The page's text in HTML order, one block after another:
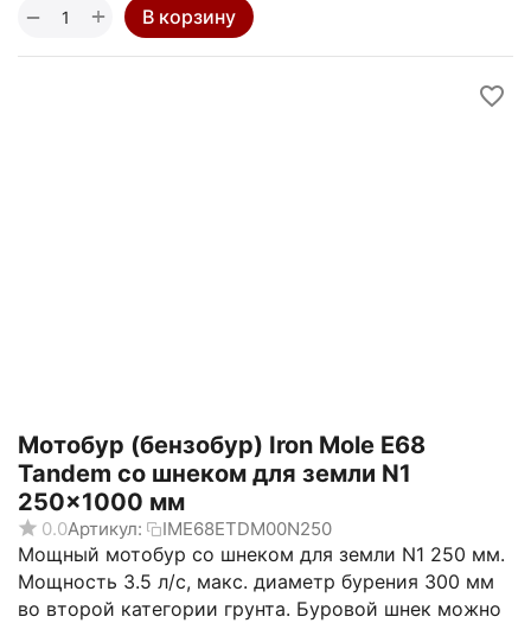
+
− В корзину
Мотобур (бензобур) Iron Mole E68
Tandem со шнеком для земли N1
250x1000 мм
0.0Артикул: IME68ЕТDM00N250
Мощный мотобур со шнеком для земли N1 250 мм.
Мощность 3.5 л/с, макс. диаметр бурения 300 мм
во второй категории грунта. Буровой шнек можно